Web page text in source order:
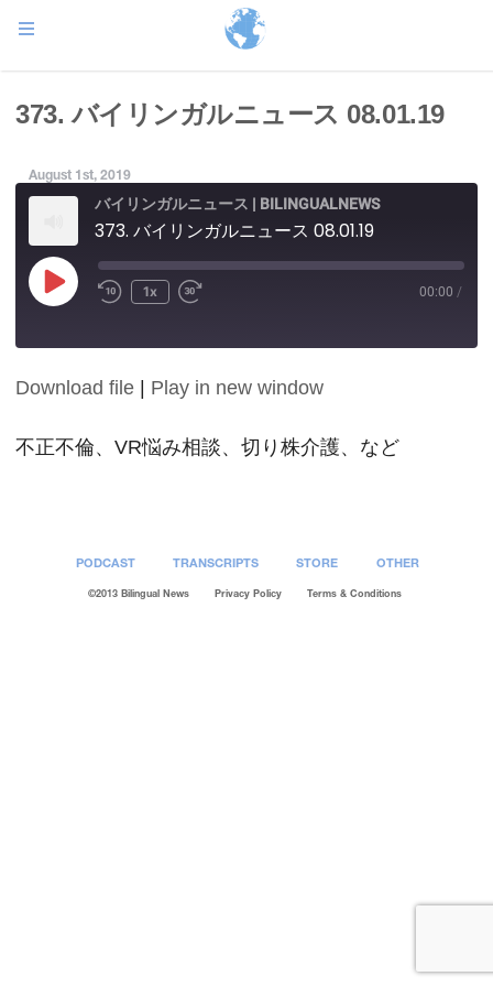
373. バイリンガルニュース 08.01.19
August 1st, 2019
バイリンガルニュース | BILINGUALNEWS
373. バイリンガルニュース 08.01.19
Play
Episode
1x 00:00 /
SHARE
LINK
Download file Play in new window
不正不倫、VR悩み相談、切り株介護、など
PODCAST TRANSCRIPTS STORE OTHER
©2013 Bilingual News Privacy Policy Terms & Conditions